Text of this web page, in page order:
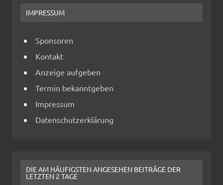
IMPRESSUM
Sponsoren
Kontakt
Anzeige aufgeben
Termin bekanntgeben
Impressum
Datenschutzerklärung
DIE AM HÄUFIGSTEN ANGESEHEN BEITRÄGE DER
LETZTEN 2 TAGE